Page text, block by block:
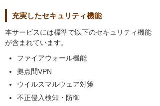
充実したセキュリティ機能
本サービスには標準で以下のセキュリティ機能
が含まれています。
ファイアウォール機能
拠点間VPN
ウイルスマルウェア対策
不正侵入検知・防御